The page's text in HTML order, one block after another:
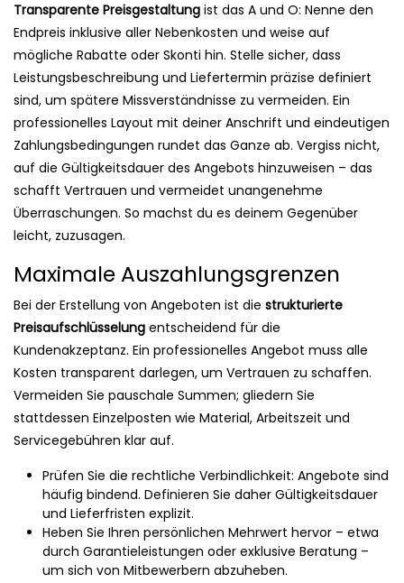
Transparente Preisgestaltung ist das A und O: Nenne den
Endpreis inklusive aller Nebenkosten und weise auf
mögliche Rabatte oder Skonti hin. Stelle sicher, dass
Leistungsbeschreibung und Liefertermin präzise definiert
sind, um spätere Missverständnisse zu vermeiden. Ein
professionelles Layout mit deiner Anschrift und eindeutigen
Zahlungsbedingungen rundet das Ganze ab. Vergiss nicht,
auf die Gültigkeitsdauer des Angebots hinzuweisen – das
schafft Vertrauen und vermeidet unangenehme
Überraschungen. So machst du es deinem Gegenüber
leicht, zuzusagen.
Maximale Auszahlungsgrenzen
Bei der Erstellung von Angeboten ist die strukturierte
Preisaufschlüsselung entscheidend für die
Kundenakzeptanz. Ein professionelles Angebot muss alle
Kosten transparent darlegen, um Vertrauen zu schaffen.
Vermeiden Sie pauschale Summen; gliedern Sie
stattdessen Einzelposten wie Material, Arbeitszeit und
Servicegebühren klar auf.
Prüfen Sie die rechtliche Verbindlichkeit: Angebote sind
häufig bindend. Definieren Sie daher Gültigkeitsdauer
und Lieferfristen explizit.
Heben Sie Ihren persönlichen Mehrwert hervor – etwa
durch Garantieleistungen oder exklusive Beratung –
um sich von Mitbewerbern abzuheben.